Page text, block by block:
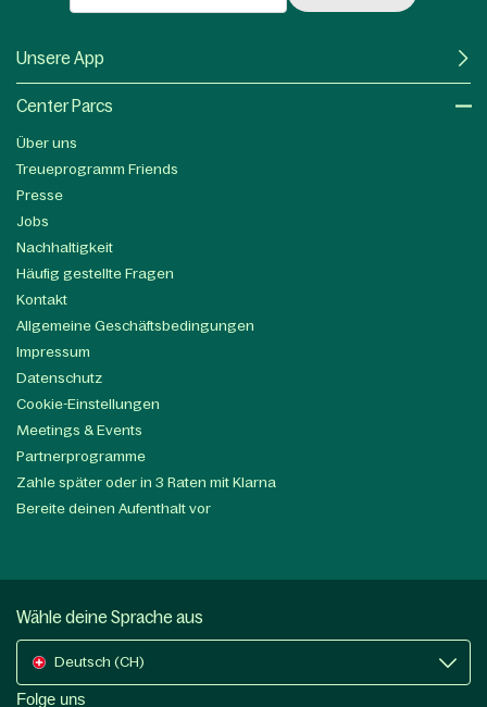
Unsere App
Center Parcs
Über uns
Treueprogramm Friends
Presse
Jobs
Nachhaltigkeit
Häufig gestellte Fragen
Kontakt
Allgemeine Geschäftsbedingungen
Impressum
Datenschutz
Cookie-Einstellungen
Meetings & Events
Partnerprogramme
Zahle später oder in 3 Raten mit Klarna
Bereite deinen Aufenthalt vor
Wähle deine Sprache aus
Deutsch (CH)
Folge uns